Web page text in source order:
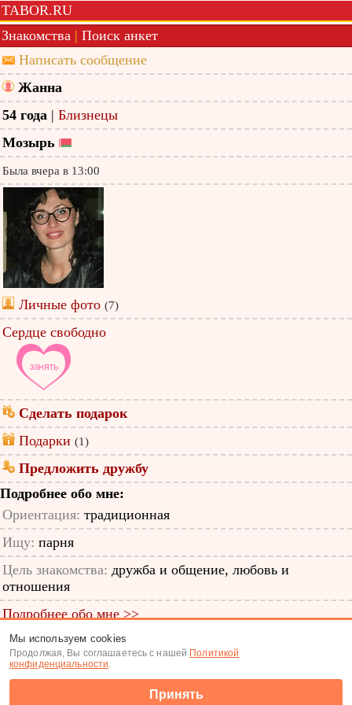
TABOR.RU
Знакомства | Поиск анкет
Написать сообщение
Жанна
54 года | Близнецы
Мозырь
Была вчера в 13:00
Личные фото (7)
Сердце свободно
Сделать подарок
Подарки (1)
Предложить дружбу
Подробнее обо мне:
Ориентация: традиционная
Ищу: парня
Цель знакомства: дружба и общение, любовь и
отношения
Подробнее обо мне >>
ID анкеты: 12556182
Знакомства|Поиск анкет
Мы используем cookies
Продолжая, Вы соглашаетесь с нашей Политикой
конфиденциальности.
Принять